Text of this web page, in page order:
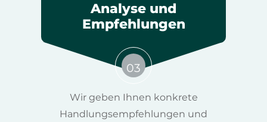
Analyse und
Empfehlungen
03
Wir geben Ihnen konkrete
Handlungsempfehlungen und